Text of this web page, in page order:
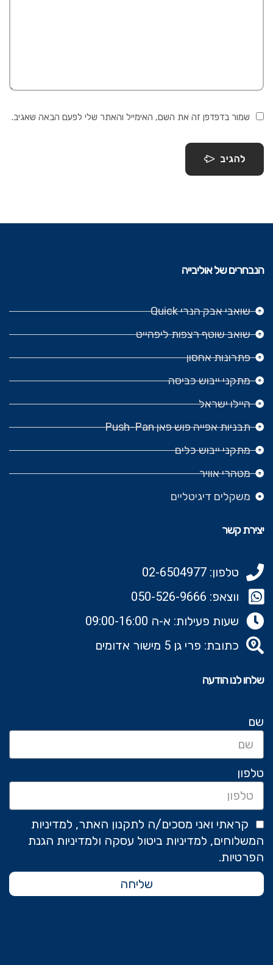
שמור בדפדפן זה את השם, האימייל והאתר שלי לפעם הבאה שאגיב.
להגיב
הנבחרים של אוליבייה
שואבי אבק הנרי Quick
שואב שוטף רצפות ליפהייט
פתרונות אחסון
מתקני ייבוש כביסה
היילו ישראל
תבניות אפייה פוש פאן Push-Pan
מתקני ייבוש כלים
מטהרי אוויר
משקלים דיגיטליים
יצירת קשר
טלפון: 02-6504977
ווצאפ: 050-526-9666‬
שעות פעילות: א-ה 09:00-16:00
כתובת: פרי גן 5 מישור אדומים
שלחו לנו הודעה
שם
טלפון
קראתי ואני מסכים/ה לתקנון האתר, למדיניות
המשלוחים, למדיניות ביטול עסקה ולמדיניות הגנת
הפרטיות.
שליחה